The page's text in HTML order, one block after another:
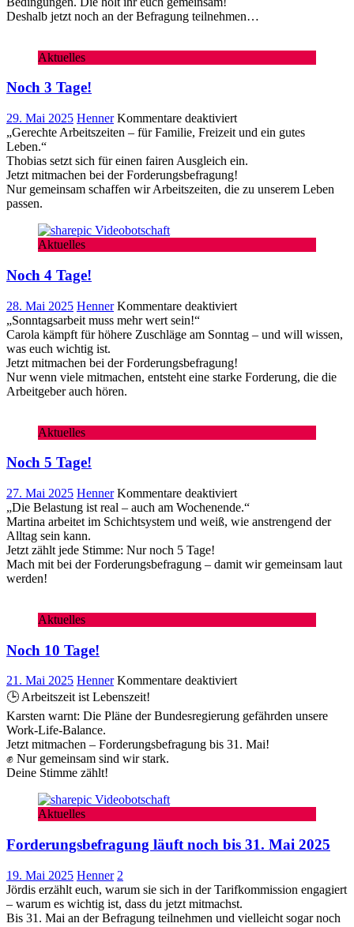
Tage!
Deshalb jetzt noch an der Befragung teilnehmen…
Aktuelles
Noch 3 Tage!
29. Mai 2025 Henner Kommentare deaktiviertfür
Noch
Tage!
„Gerechte Arbeitszeiten – für Familie, Freizeit und ein gutes
Leben.“
Thobias setzt sich für einen fairen Ausgleich ein.
Jetzt mitmachen bei der Forderungsbefragung!
Nur gemeinsam schaffen wir Arbeitszeiten, die zu unserem Leben
passen.
Aktuelles
Noch 4 Tage!
28. Mai 2025 Henner Kommentare deaktiviertfür
4
„Sonntagsarbeit muss mehr wert sein!“
Carola kämpft für höhere Zuschläge am Sonntag – und will wissen,
was euch wichtig ist.
Jetzt mitmachen bei der Forderungsbefragung!
Nur wenn viele mitmachen, entsteht eine starke Forderung, die die
Arbeitgeber auch hören.
Aktuelles
Noch 5 Tage!
27. Mai 2025 Henner Kommentare deaktiviertfür
Noch
5
„Die Belastung ist real – auch am Wochenende.“
Martina arbeitet im Schichtsystem und weiß, wie anstrengend der
Alltag sein kann.
Jetzt zählt jede Stimme: Nur noch 5 Tage!
Mach mit bei der Forderungsbefragung – damit wir gemeinsam laut
werden!
Aktuelles
Noch 10 Tage!
21. Mai 2025 Henner Kommentare deaktiviertfür
Tage!
🕒 Arbeitszeit ist Lebenszeit!
Karsten warnt: Die Pläne der Bundesregierung gefährden unsere
Work-Life-Balance.
Jetzt mitmachen – Forderungsbefragung bis 31. Mai!
✊ Nur gemeinsam sind wir stark.
Deine Stimme zählt!
Aktuelles
Forderungsbefragung läuft noch bis 31. Mai 2025
19. Mai 2025 Henner 2
Jördis erzählt euch, warum sie sich in der Tarifkommission engagiert
– warum es wichtig ist, dass du jetzt mitmachst.
Bis 31. Mai an der Befragung teilnehmen und vielleicht sogar noch